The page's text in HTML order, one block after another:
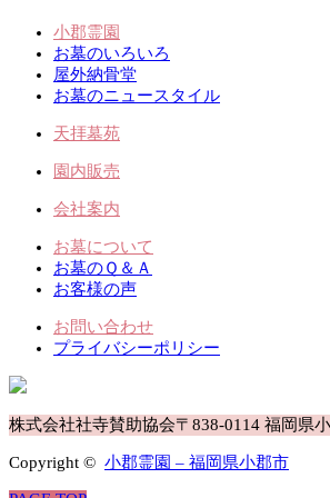
小郡霊園
お墓のいろいろ
屋外納骨堂
お墓のニュースタイル
天拝墓苑
園内販売
会社案内
お墓について
お墓のＱ＆Ａ
お客様の声
お問い合わせ
プライバシーポリシー
株式会社社寺賛助協会〒838-0114 福岡県
Copyright © 小郡霊園 – 福岡県小郡市